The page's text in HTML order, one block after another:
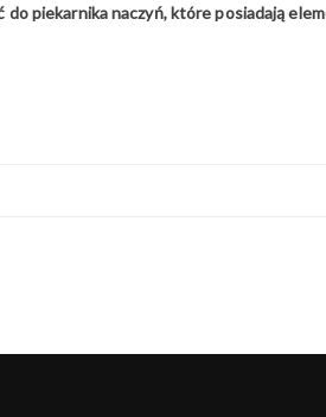
do piekarnika naczyń, które posiadają